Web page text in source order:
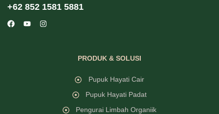
+62 852 1581 5881
PRODUK & SOLUSI
Pupuk Hayati Cair
Pupuk Hayati Padat
Pengurai Limbah Organiik